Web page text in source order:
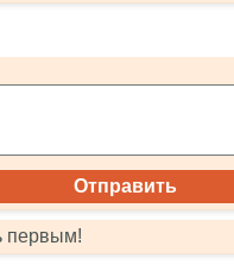
первым!